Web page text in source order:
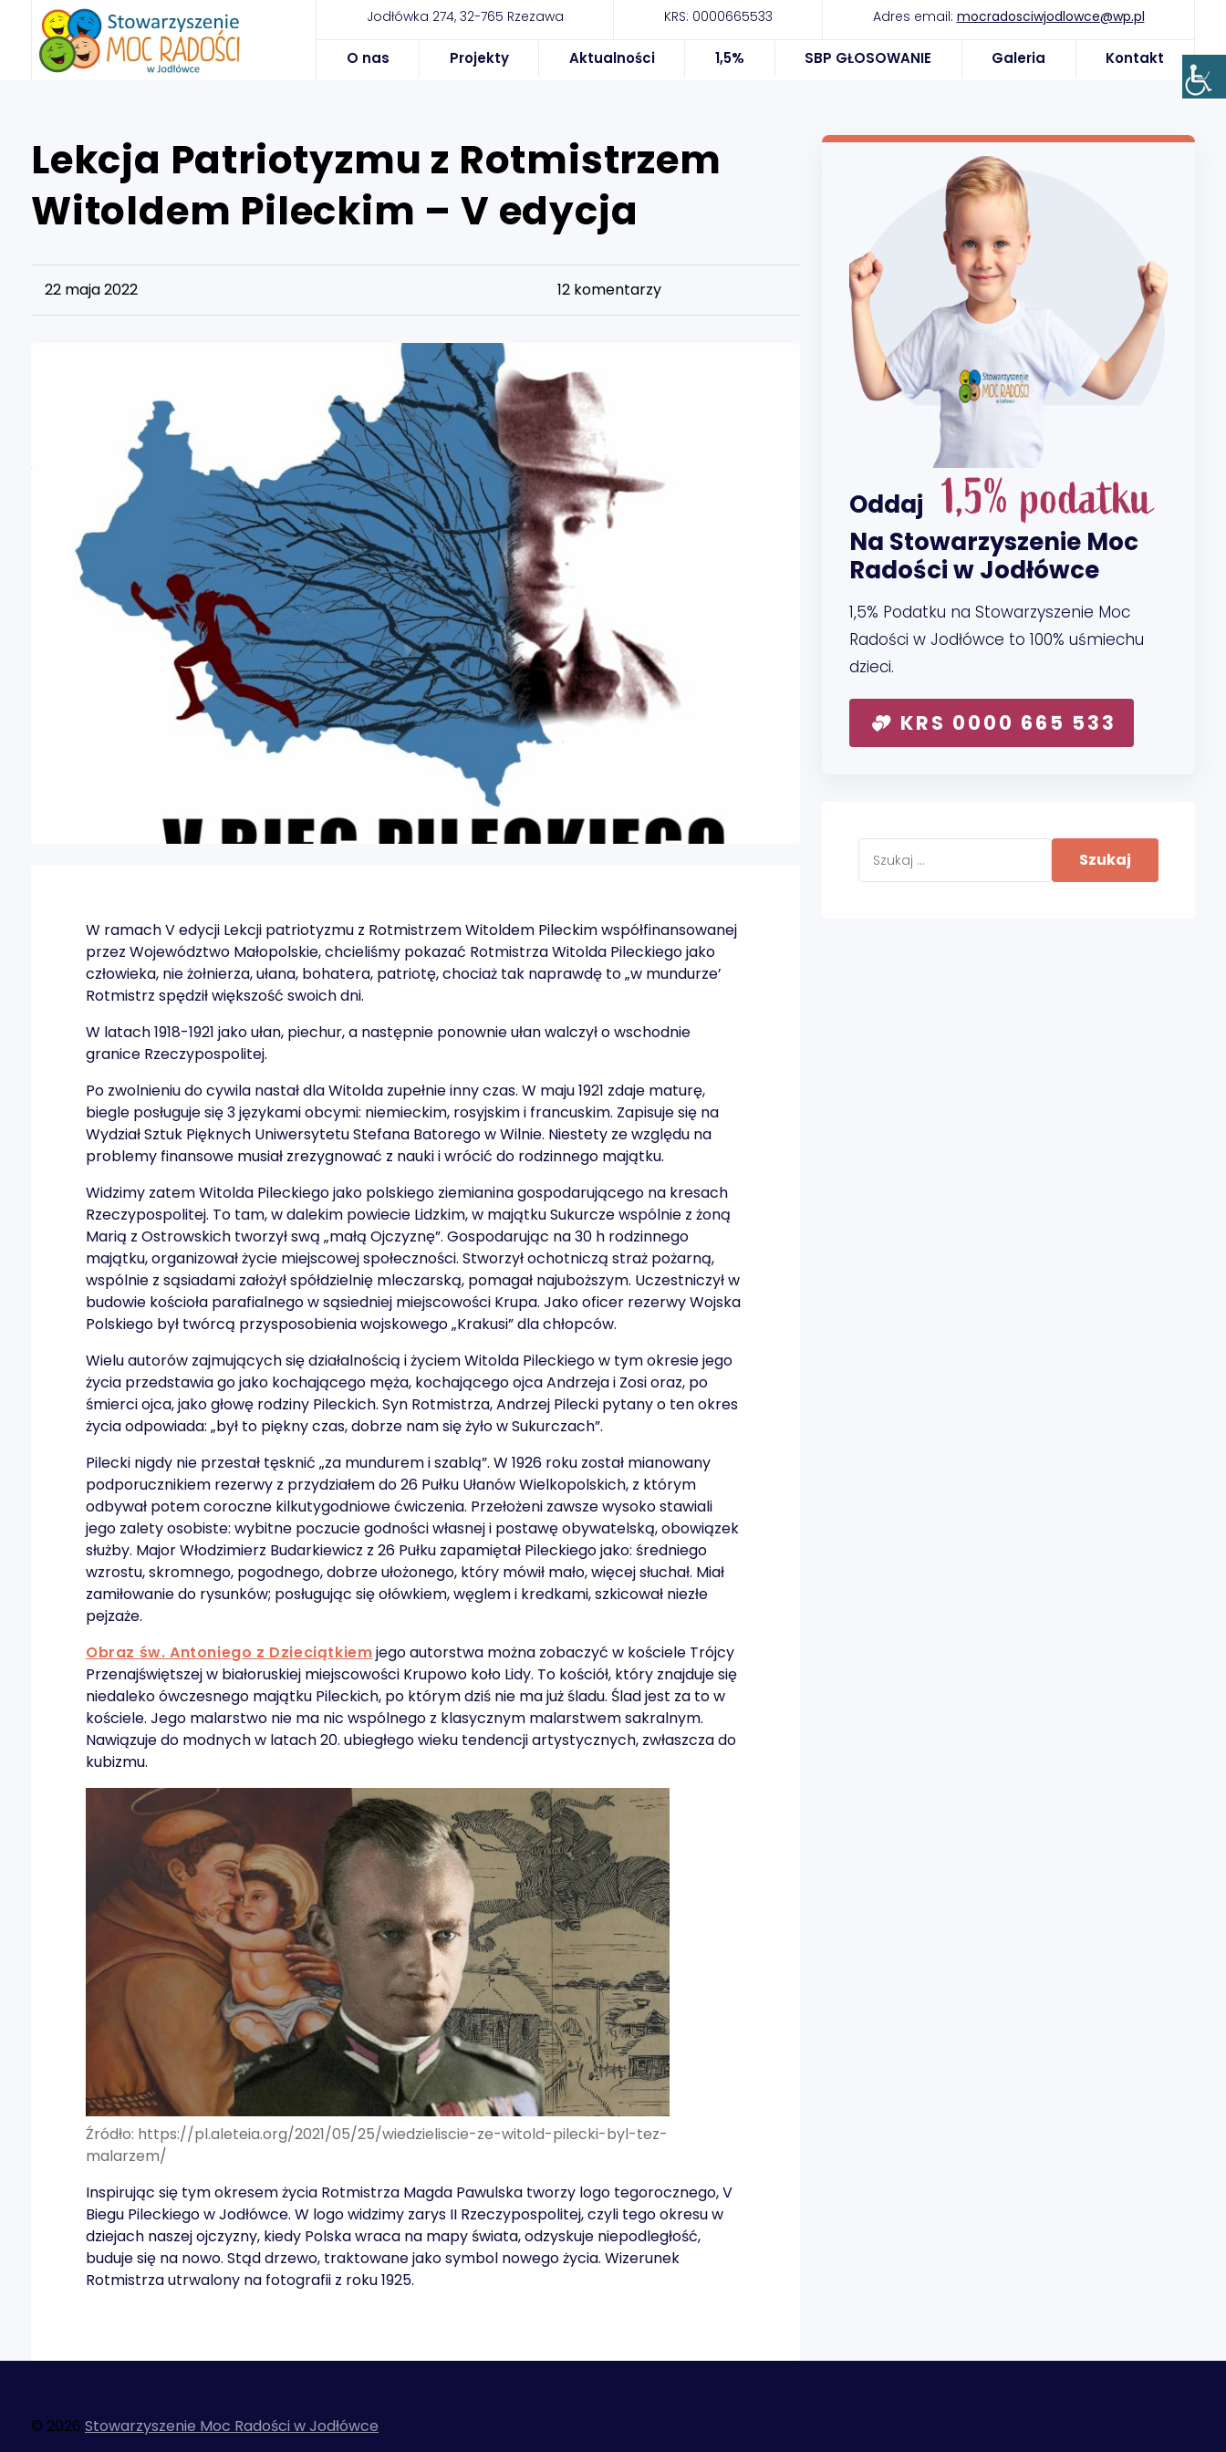
Jodłówka 274, 32-765 Rzezawa KRS: 0000665533 Adres email: mocradosciwjodlowce@wp.pl
O nas Projekty Aktualności 1,5% SBP GŁOSOWANIE Galeria Kontakt
Lekcja Patriotyzmu z Rotmistrzem
Witoldem Pileckim – V edycja
22 maja 2022 12komentarzy
W ramach V edycji Lekcji patriotyzmu z Rotmistrzem Witoldem Pileckim współfinansowanej
przez Województwo Małopolskie, chcieliśmy pokazać Rotmistrza Witolda Pileckiego jako
człowieka, nie żołnierza, ułana, bohatera, patriotę, chociaż tak naprawdę to „w mundurze’
Rotmistrz spędził większość swoich dni.
W latach 1918-1921 jako ułan, piechur, a następnie ponownie ułan walczył o wschodnie
granice Rzeczypospolitej.
Po zwolnieniu do cywila nastał dla Witolda zupełnie inny czas. W maju 1921 zdaje maturę,
biegle posługuje się 3 językami obcymi: niemieckim, rosyjskim i francuskim. Zapisuje się na
Wydział Sztuk Pięknych Uniwersytetu Stefana Batorego w Wilnie. Niestety ze względu na
problemy finansowe musiał zrezygnować z nauki i wrócić do rodzinnego majątku.
Widzimy zatem Witolda Pileckiego jako polskiego ziemianina gospodarującego na kresach
Rzeczypospolitej. To tam, w dalekim powiecie Lidzkim, w majątku Sukurcze wspólnie z żoną
Marią z Ostrowskich tworzył swą „małą Ojczyznę”. Gospodarując na 30 h rodzinnego
majątku, organizował życie miejscowej społeczności. Stworzył ochotniczą straż pożarną,
wspólnie z sąsiadami założył spółdzielnię mleczarską, pomagał najuboższym. Uczestniczył w
budowie kościoła parafialnego w sąsiedniej miejscowości Krupa. Jako oficer rezerwy Wojska
Polskiego był twórcą przysposobienia wojskowego „Krakusi” dla chłopców.
Wielu autorów zajmujących się działalnością i życiem Witolda Pileckiego w tym okresie jego
życia przedstawia go jako kochającego męża, kochającego ojca Andrzeja i Zosi oraz, po
śmierci ojca, jako głowę rodziny Pileckich. Syn Rotmistrza, Andrzej Pilecki pytany o ten okres
życia odpowiada: „był to piękny czas, dobrze nam się żyło w Sukurczach”.
Pilecki nigdy nie przestał tęsknić „za mundurem i szablą”. W 1926 roku został mianowany
podporucznikiem rezerwy z przydziałem do 26 Pułku Ułanów Wielkopolskich, z którym
odbywał potem coroczne kilkutygodniowe ćwiczenia. Przełożeni zawsze wysoko stawiali
jego zalety osobiste: wybitne poczucie godności własnej i postawę obywatelską, obowiązek
służby. Major Włodzimierz Budarkiewicz z 26 Pułku zapamiętał Pileckiego jako: średniego
wzrostu, skromnego, pogodnego, dobrze ułożonego, który mówił mało, więcej słuchał. Miał
zamiłowanie do rysunków; posługując się ołówkiem, węglem i kredkami, szkicował niezłe
pejzaże.
Obraz św. Antoniego z Dzieciątkiemjego autorstwa można zobaczyć w kościele Trójcy
Przenajświętszej w białoruskiej miejscowości Krupowo koło Lidy. To kościół, który znajduje się
niedaleko ówczesnego majątku Pileckich, po którym dziś nie ma już śladu. Ślad jest za to w
kościele. Jego malarstwo nie ma nic wspólnego z klasycznym malarstwem sakralnym.
Nawiązuje do modnych w latach 20. ubiegłego wieku tendencji artystycznych, zwłaszcza do
kubizmu.
Źródło: https://pl.aleteia.org/2021/05/25/wiedzieliscie-ze-witold-pilecki-byl-tez-
malarzem/
Inspirując się tym okresem życia Rotmistrza Magda Pawulska tworzy logo tegorocznego, V
Biegu Pileckiego w Jodłówce. W logo widzimy zarys II Rzeczypospolitej, czyli tego okresu w
dziejach naszej ojczyzny, kiedy Polska wraca na mapy świata, odzyskuje niepodległość,
buduje się na nowo. Stąd drzewo, traktowane jako symbol nowego życia. Wizerunek
Rotmistrza utrwalony na fotografii z roku 1925.
Oddaj 1,5% podatku
Na Stowarzyszenie Moc
Radości w Jodłówce
1,5% Podatku na Stowarzyszenie Moc
Radości w Jodłówce to 100% uśmiechu
dzieci.
KRS 0000 665 533
© 2026 Stowarzyszenie Moc Radości w Jodłówce